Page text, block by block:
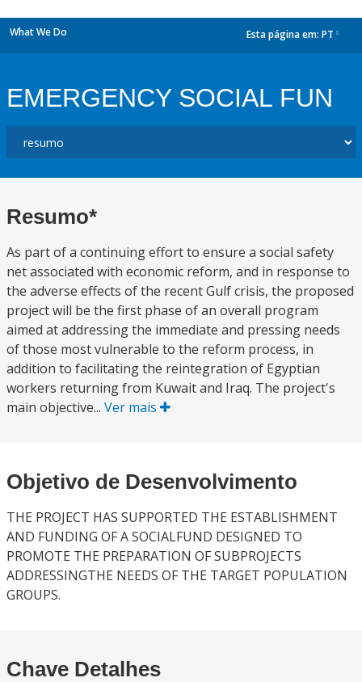
What We Do Esta página em: PT
EMERGENCY SOCIAL FUN
Resumo*
As part of a continuing effort to ensure a social safety
net associated with economic reform, and in response to
the adverse effects of the recent Gulf crisis, the proposed
project will be the first phase of an overall program
aimed at addressing the immediate and pressing needs
of those most vulnerable to the reform process, in
addition to facilitating the reintegration of Egyptian
workers returning from Kuwait and Iraq. The project's
main objective... Ver mais
Objetivo de Desenvolvimento
THE PROJECT HAS SUPPORTED THE ESTABLISHMENT
AND FUNDING OF A SOCIALFUND DESIGNED TO
PROMOTE THE PREPARATION OF SUBPROJECTS
ADDRESSINGTHE NEEDS OF THE TARGET POPULATION
GROUPS.
Chave Detalhes